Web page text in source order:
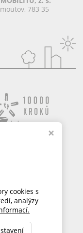
783 35
cookies s
analýzy